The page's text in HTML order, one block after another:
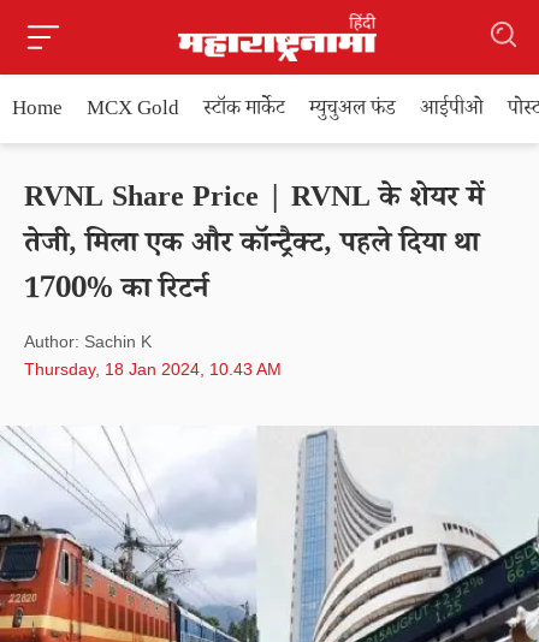
Home MCX Gold स्टॉक मार्केट म्युचुअल फंड आईपीओ
RVNL Share Price | RVNL के शेयर में
तेजी, मिला एक और कॉन्ट्रैक्ट, पहले दिया था
1700% का रिटर्न
Author: Sachin K
Thursday, 18 Jan 2024, 10.43 AM